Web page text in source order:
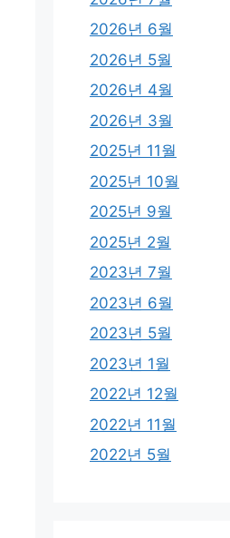
2026년 6월
2026년 5월
2026년 4월
2026년 3월
2025년 11월
2025년 10월
2025년 9월
2025년 2월
2023년 7월
2023년 6월
2023년 5월
2023년 1월
2022년 12월
2022년 11월
2022년 5월